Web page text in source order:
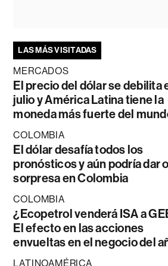
LAS MÁS VISITADAS
MERCADOS
El precio del dólar se debilita
julio y América Latina tiene la
moneda más fuerte del
COLOMBIA
El dólar desafía todos los
pronósticos y aún podría dar
sorpresa en Colombia
COLOMBIA
¿Ecopetrol venderá ISA a
El efecto en las acciones
envueltas en el negocio del
LATINOAMÉRICA